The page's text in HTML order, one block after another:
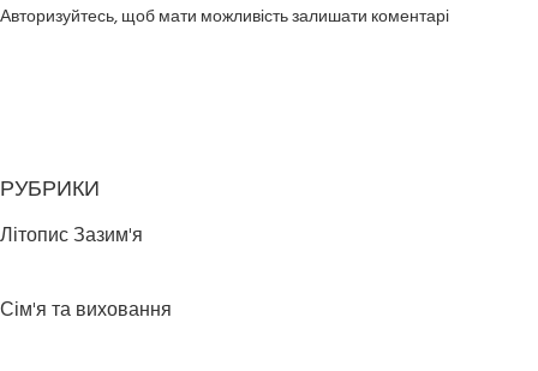
Авторизуйтесь, щоб мати можливість залишати коментарі
РУБРИКИ
Літопис Зазим'я
Сім'я та виховання